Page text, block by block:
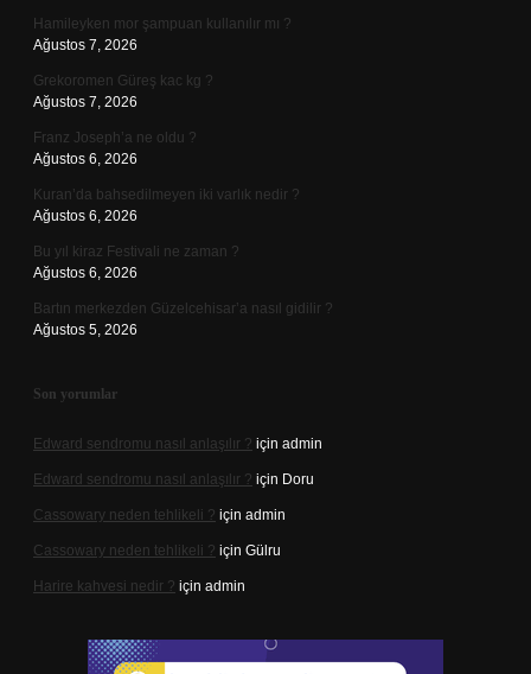
Hamileyken mor şampuan kullanılır mı ?
Ağustos 7, 2026
Grekoromen Güreş kac kg ?
Ağustos 7, 2026
Franz Joseph’a ne oldu ?
Ağustos 6, 2026
Kuran’da bahsedilmeyen iki varlık nedir ?
Ağustos 6, 2026
Bu yıl kiraz Festivali ne zaman ?
Ağustos 6, 2026
Bartın merkezden Güzelcehisar’a nasıl gidilir ?
Ağustos 5, 2026
Son yorumlar
Edward sendromu nasıl anlaşılır ? için admin
Edward sendromu nasıl anlaşılır ? için Doru
Cassowary neden tehlikeli ? için admin
Cassowary neden tehlikeli ? için Gülru
Harire kahvesi nedir ? için admin